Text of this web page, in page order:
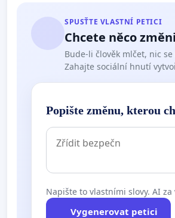
SPUSŤTE VLASTNÍ PETICI
Chcete něco
Bude-li člověk mlčet, nic
Zahajte sociální hnutí
Popište změnu, kterou
Napište to vlastními slovy. AI
Vygenerovat petici